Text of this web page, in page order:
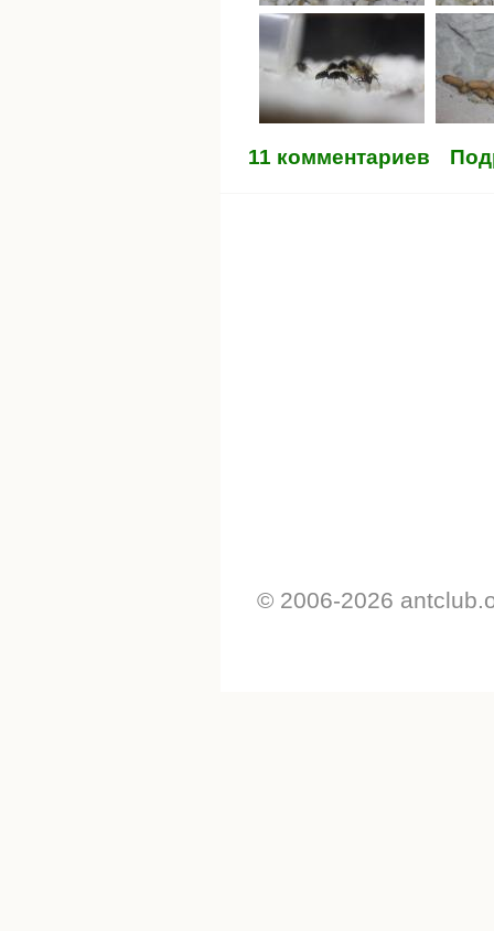
11 комментариев
© 2006-2026